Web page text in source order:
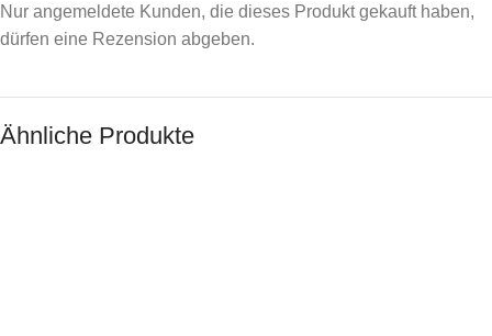
Nur angemeldete Kunden, die dieses Produkt gekauft haben,
dürfen eine Rezension abgeben.
Ähnliche Produkte